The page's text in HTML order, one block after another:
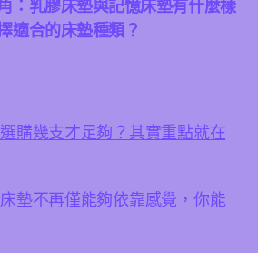
：乳膠床墊與記憶床墊有什麼樣
適合的床墊種類？
購幾支才足夠？其實重點就在
墊不再僅能夠依靠感覺，你能